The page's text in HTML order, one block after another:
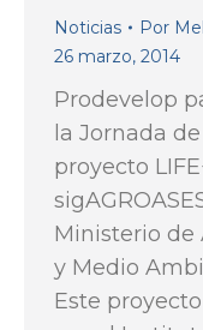
Noticias Por
26 marzo, 2014
Prodevelop
la Jornada
proyecto
Ministerio
y Medio
Este